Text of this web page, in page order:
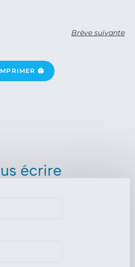
Brève suivante
🖨
écrire